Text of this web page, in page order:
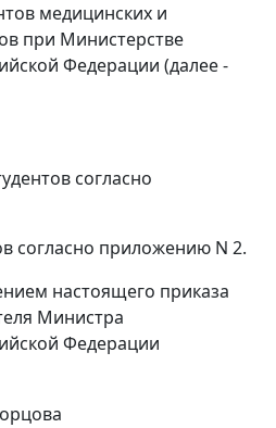
медицинских и
при Министерстве
Федерации (далее -
согласно
согласно приложению N 2.
настоящего приказа
Министра
Федерации